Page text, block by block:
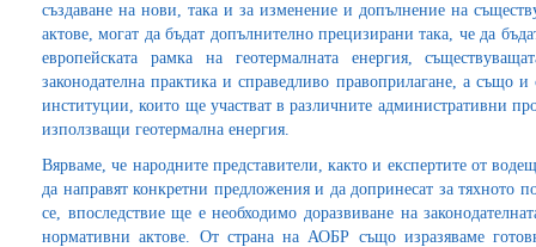
създаване на нови, така и за изменение и допълнение на
актове, могат да бъдат допълнително прецизирани така, че да
европейската рамка на геотермалната енергия,
законодателна практика и справедливо правоприлагане, а също
институции, които ще участват в различните административни
използващи геотермална енергия.
Вярваме, че народните представители, както и експертите от
да направят конкретни предложения и да допринесат за тяхното
се, впоследствие ще е необходимо доразвиване на
нормативни актове. От страна на АОБР също изразяваме